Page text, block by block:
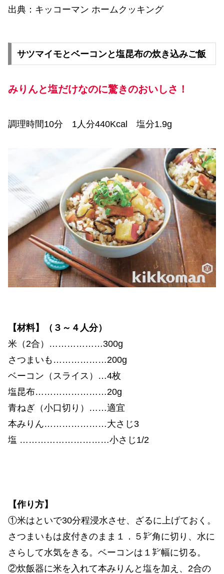
出典：キッコーマン ホームクッキング
サツマイモとベーコンと塩昆布の炊き込みご飯
みりんと塩だけなのに驚きのおいしさ！
調理時間10分 1人分440Kcal 塩分1.9g
【材料】（３～４人分）
米（2合）………………300g
さつまいも………………200g
ベーコン（スライス）…4枚
塩昆布……………………20g
青ねぎ（小口切り）……適宜
本みりん…………………大さじ3
塩 …………………………小さじ1/2
【作り方】
①米はといで30分程浸水させ、ざるに上げておく。
さつまいもは皮付きのまま１．５㌢角に切り、水に
さらして水気をきる。ベーコンは１㌢幅に切る。
②炊飯器に米を入れて本みりんと塩を加え、2合の